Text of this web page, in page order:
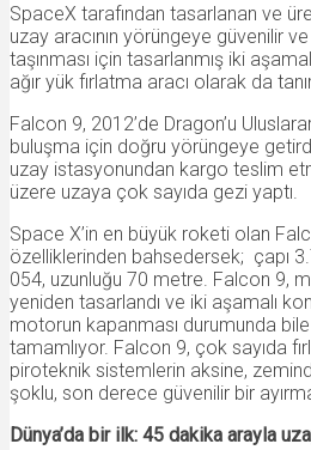
SpaceX tarafından tasarlanan ve
uzay aracının yörüngeye güvenilir
taşınması için tasarlanmış iki
ağır yük fırlatma aracı olarak da
Falcon 9, 2012’de Dragon’u
buluşma için doğru yörüngeye
uzay istasyonundan kargo teslim
üzere uzaya çok sayıda gezi yaptı.
Space X’in en büyük roketi olan
özelliklerinden bahsedersek; çapı
054, uzunluğu 70 metre. Falcon 9,
yeniden tasarlandı ve iki aşamalı
motorun kapanması durumunda
tamamlıyor. Falcon 9, çok sayıda
piroteknik sistemlerin aksine,
şoklu, son derece güvenilir bir
Dünya’da bir ilk: 45 dakika arayla